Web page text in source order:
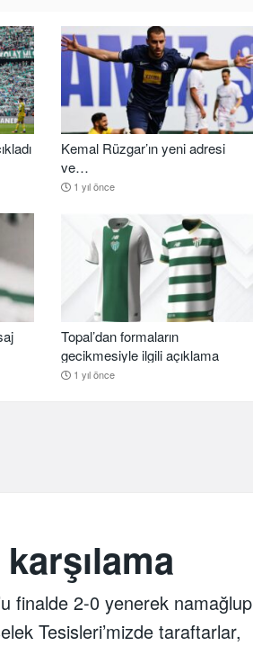
Kemal Rüzgar’ın yeni adresi
ve…
1 yıl önce
Topal’dan formaların
gecikmesiyle ilgili açıklama
1 yıl önce
finalde 2-0 yenerek namağlup
Tesisleri’mizde taraftarlar,